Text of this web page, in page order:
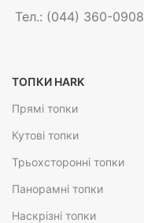
Тел.: (044) 360-0908
ТОПКИ HARK
Прямі топки
Кутові топки
Трьохсторонні топки
Панорамні топки
Наскрізні топки